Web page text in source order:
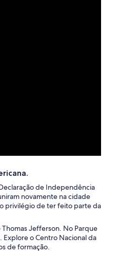
de Independência
novamente na cidade
privilégio de ter feito parte da
Jefferson. No Parque
o Centro Nacional da
de formação.